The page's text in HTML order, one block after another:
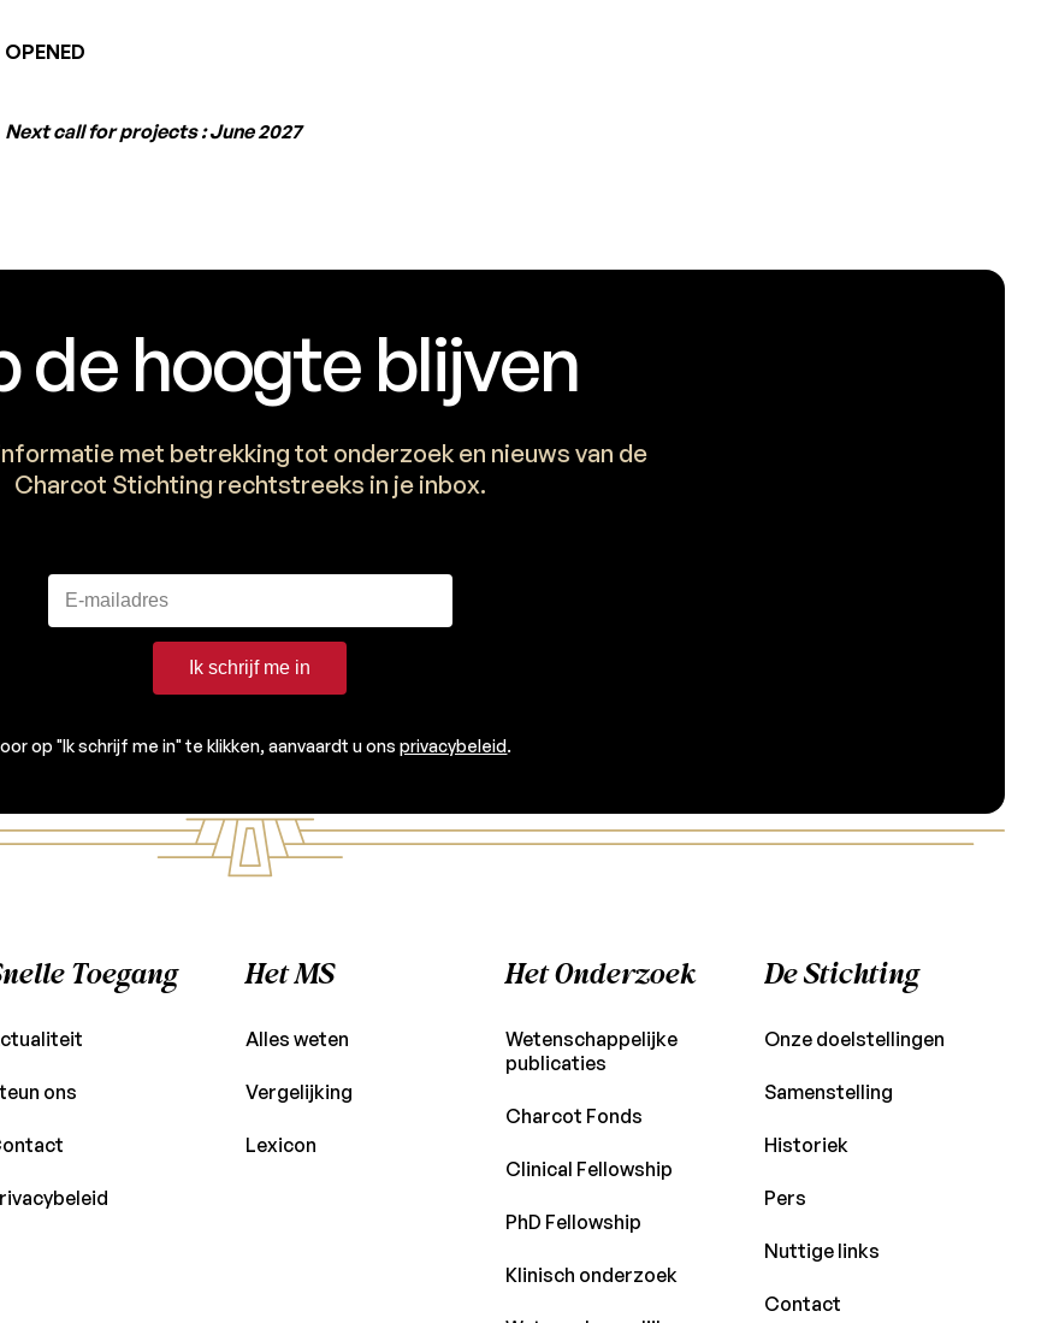
OPENED
Next call for projects : June 2027
de hoogte blijven
met betrekking tot onderzoek en nieuws van de
Charcot Stichting rechtstreeks in je inbox.
Ik schrijf me in
op "Ik schrijf me in" te klikken, aanvaardt u onsprivacybeleid.
Toegang
ons
Het MS
Alles weten
Vergelijking
Lexicon
Het Onderzoek
Wetenschappelijke
publicaties
Charcot Fonds
Clinical Fellowship
PhD Fellowship
Klinisch onderzoek
De Stichting
Onze doelstellingen
Samenstelling
Historiek
Pers
Nuttige links
Contact